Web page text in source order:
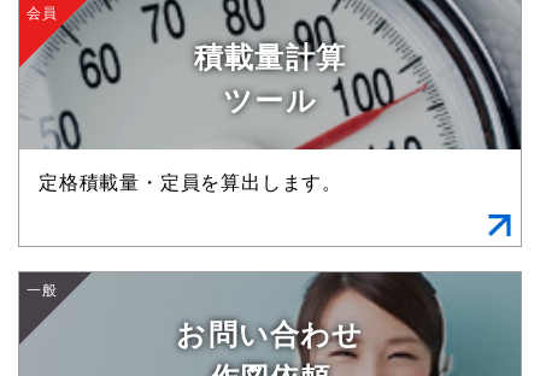
積載量計算
ツール
会員
定格積載量・定員を算出します。
お問い合わせ
一般